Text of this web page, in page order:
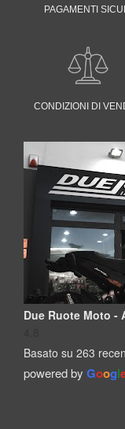
PAGAMENTI
CONDIZIONI DI
Due Ruote Moto -
Basato su 263
powered by Googl